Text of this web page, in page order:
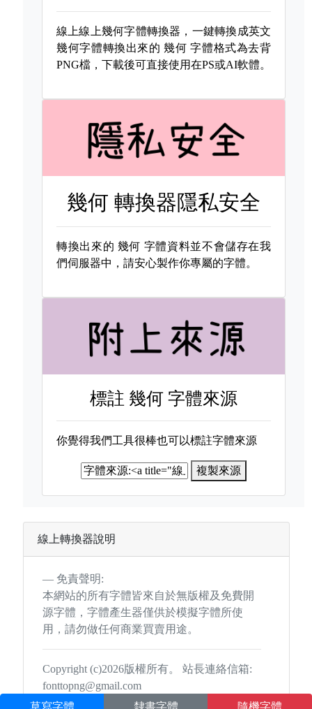
線上線上幾何字體轉換器，一鍵轉換成英文
幾何字體轉換出來的幾何 字體格式為去背
PNG檔，下載後可直接使用在PS或AI軟體。
幾何 轉換器隱私安全
轉換出來的 幾何 字體資料並不會儲存在我
們伺服器中，請安心製作你專屬的字體。
標註 幾何 字體來源
你覺得我們工具很棒也可以標註字體來源
複製來源
線上轉換器說明
免責聲明:
本網站的所有字體皆來自於無版權及免費開
源字體，字體產生器僅供於模擬字體所使
用，請勿做任何商業買賣用途。
Copyright (c)2026版權所有。 站長連絡信箱:
fonttopng@gmail.com
草寫字體
隸書字體 隨機字體